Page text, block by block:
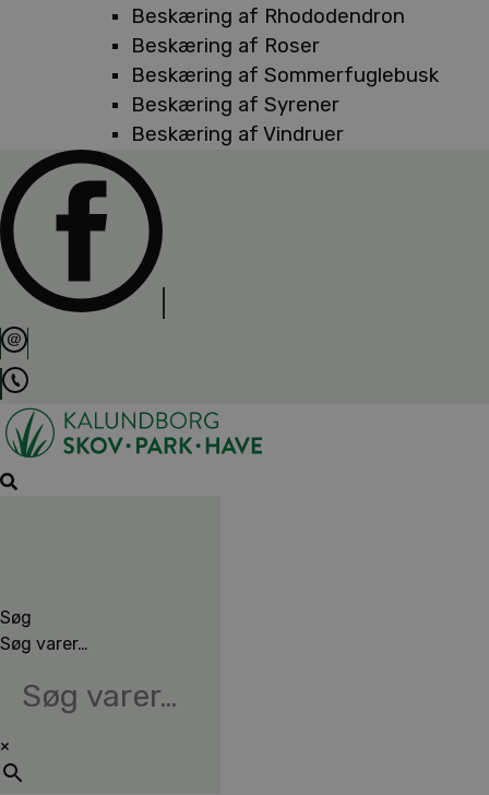
Beskæring af Rhododendron
Beskæring af Roser
Beskæring af Sommerfuglebusk
Beskæring af Syrener
Beskæring af Vindruer
Søg
Søg varer…
×